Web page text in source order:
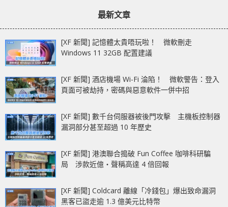
最新文章
[XF 新聞] 記憶體太貴唔玩啦！ 微軟刪走
Windows 11 32GB 配置建議
[XF 新聞] 酒店機場 Wi-Fi 淪陷！ 微軟警告：登入
頁面可被劫持，密碼與惡意軟件一併中招
[XF 新聞] 數千台伺服器被後門攻擊 主機板控制器
漏洞部分甚至超過 10 年歷史
[XF 新聞] 港澳聯合搗破 Fun Coffee 咖啡科研騙
局 涉款近億‧聲稱高達 4 倍回報
[XF 新聞] Coldcard 離線「冷錢包」爆出致命漏洞
黑客已盜走逾 1.3 億美元比特幣